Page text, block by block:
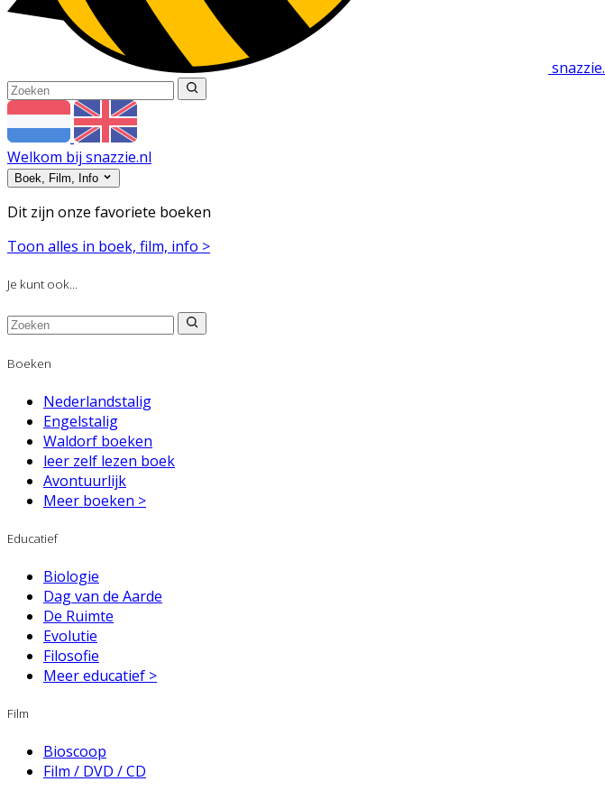
snazzie.
Welkom bij snazzie.nl
Boek, Film, Info
Dit zijn onze favoriete boeken
Toon alles in boek, film, info >
Je kunt ook...
Boeken
Nederlandstalig
Engelstalig
Waldorf boeken
leer zelf lezen boek
Avontuurlijk
Meer boeken >
Educatief
Biologie
Dag van de Aarde
De Ruimte
Evolutie
Filosofie
Meer educatief >
Film
Bioscoop
Film / DVD / CD